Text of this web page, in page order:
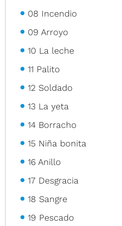
08 Incendio
09 Arroyo
10 La leche
11 Palito
12 Soldado
13 La yeta
14 Borracho
15 Niña bonita
16 Anillo
17 Desgracia
18 Sangre
19 Pescado